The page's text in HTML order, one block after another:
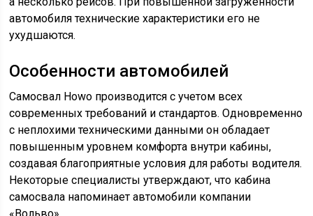
Но цена китайских и шведских грузовиков
существенно отличается. Техника из Китая значительно
дешевле в обслуживании, нежели ее аналоги. Кроме
меньше внимания. Адаптированные к работе в
различных климатических широтах, самосвалы
выдерживают даже самые тяжелые условия. При
этом владелец затрачивает меньше финансовых
средств, покупая запчасти.
Самосвал «Хово» отличается комфортными условиями
для работы водителя. Это достигается за счет
оснащения, установленного в технике.